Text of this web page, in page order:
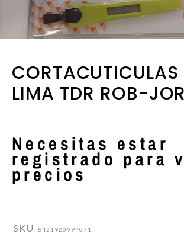
CORTACUTICULAS
LIMA TDR ROB-JOR
Necesitas estar
registrado para
precios
SKU 8421920994071